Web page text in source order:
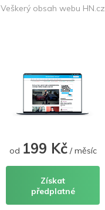
Veškerý obsah webu HN.cz
od 199 Kč/ měsíc
Získat
předplatné